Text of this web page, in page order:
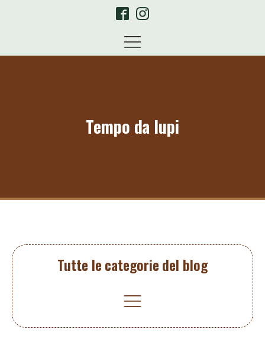
Tempo da lupi
Tutte le categorie del blog